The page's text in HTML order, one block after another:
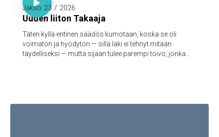

Jakso 23 / 2026
Uuden liiton Takaaja
Täten kyllä entinen säädös kumotaan, koska se oli
voimaton ja hyödytön — sillä laki ei tehnyt mitään
täydelliseksi — mutta sijaan tulee parempi toivo, jonka